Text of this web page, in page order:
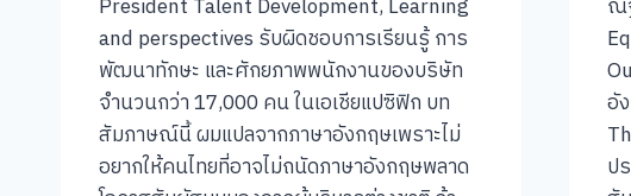
President Talent Development, Learning
and perspectives รับผิดชอบการเรียนรู้ การ
พัฒนาทักษะ และศักยภาพพนักงานของบริษัท
จำนวนกว่า 17,000 คน ในเอเชียแปซิฟิก บท
สัมภาษณ์นี้ ผมแปลจากภาษาอังกฤษเพราะไม่
อยากให้คนไทยที่อาจไม่ถนัดภาษาอังกฤษพลาด
ณั
อั
ป